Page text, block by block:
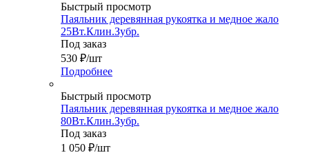
Быстрый просмотр
Паяльник деревянная рукоятка и медное жало
25Вт.Клин.Зубр.
Под заказ
530 ₽/шт
Подробнее
Быстрый просмотр
Паяльник деревянная рукоятка и медное жало
80Вт.Клин.Зубр.
Под заказ
1 050 ₽/шт